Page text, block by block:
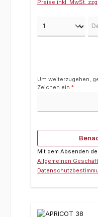
Preise inkl. MwSt.
Um weiterzugehen,
Zeichen ein *
Mit dem Absenden
Allgemeinen